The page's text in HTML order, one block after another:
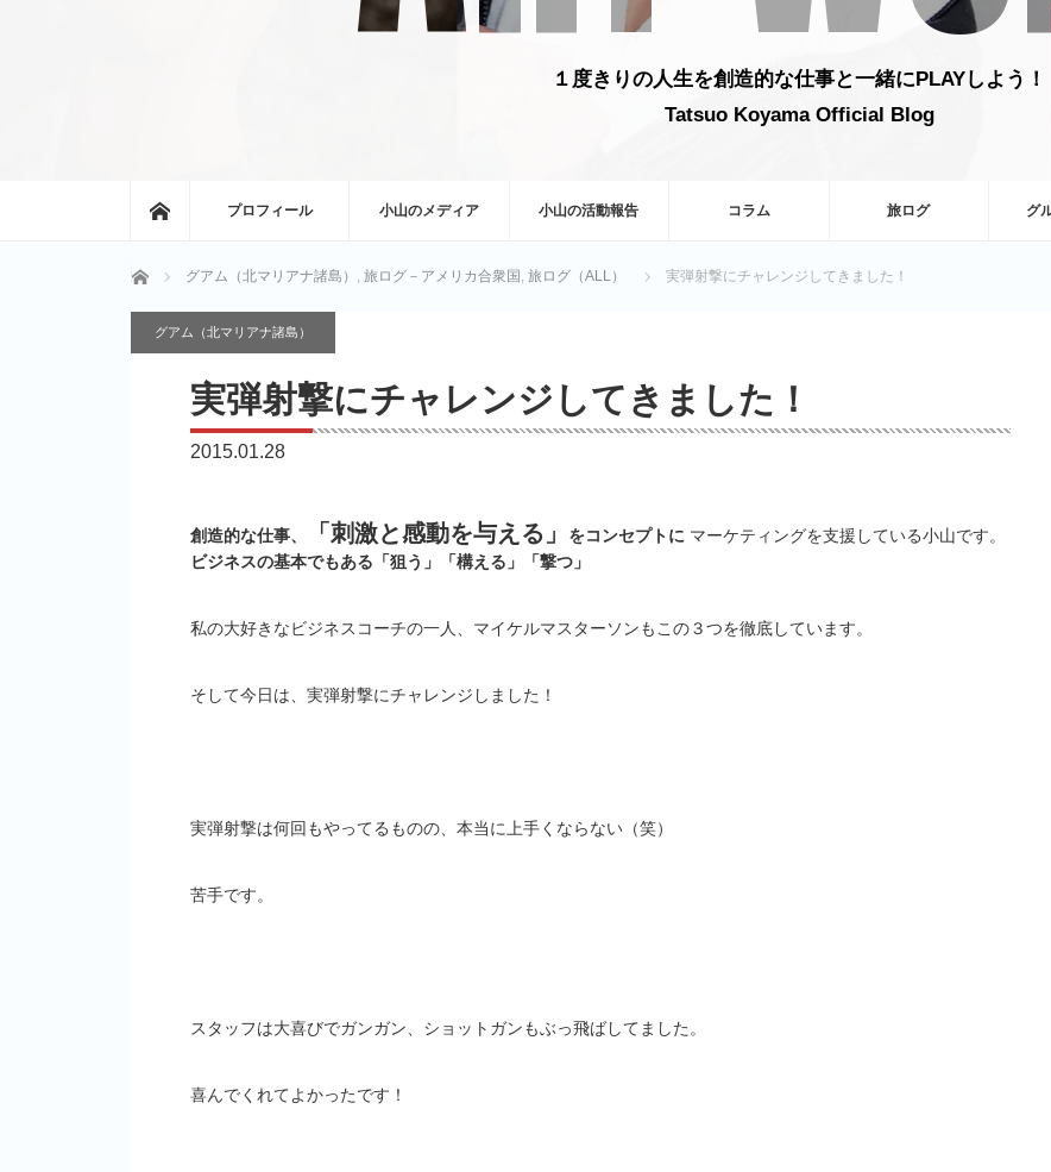
１度きりの人生を創造的な仕事と一緒にPLAYしよう！
Tatsuo Koyama Official Blog
ホームプロフィール 小山のメディア 小山の活動報告 コラム 旅ログ グ
ホーム グアム（北マリアナ諸島） , 旅ログ－アメリカ合衆国 , 旅ログ（ALL） 実弾射撃にチャレンジしてきました！
グアム（北マリアナ諸島）
実弾射撃にチャレンジしてきました！
2015.01.28
創造的な仕事、 「刺激と感動を与える」 をコンセプトに マーケティングを支援している小山です。
ビジネスの基本でもある「狙う」
「構える」 「撃つ」
私の大好きなビジネスコーチの一人、マイケルマスターソンもこの３つを徹底しています。
そして今日は、実弾射撃にチャレンジしました！
実弾射撃は何回もやってるものの、本当に上手くならない（笑）
苦手です。
スタッフは大喜びでガンガン、ショットガンもぶっ飛ばしてました。
喜んでくれてよかったです！